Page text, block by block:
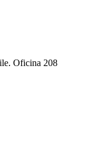
. Oficina 208